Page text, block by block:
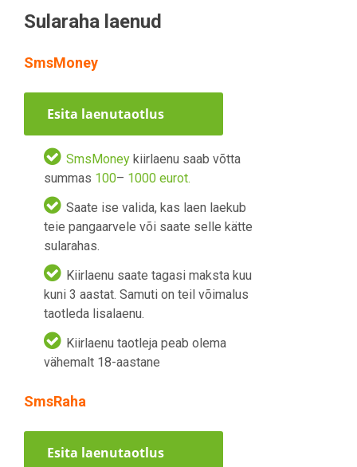
Sularaha laenud
SmsMoney
Esita laenutaotlus
SmsMoney kiirlaenu saab võtta
summas 100– 1000 eurot.
Saate ise valida, kas laen laekub
teie pangaarvele või saate selle kätte
sularahas.
Kiirlaenu saate tagasi maksta kuu
kuni 3 aastat. Samuti on teil võimalus
taotleda lisalaenu.
Kiirlaenu taotleja peab olema
vähemalt 18-aastane
SmsRaha
Esita laenutaotlus